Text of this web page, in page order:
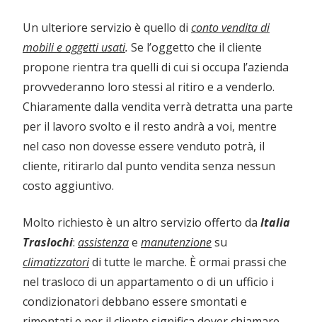
Un ulteriore servizio è quello di conto vendita di
mobili e oggetti usati. Se l’oggetto che il cliente
propone rientra tra quelli di cui si occupa l’azienda
provvederanno loro stessi al ritiro e a venderlo.
Chiaramente dalla vendita verrà detratta una parte
per il lavoro svolto e il resto andrà a voi, mentre
nel caso non dovesse essere venduto potrà, il
cliente, ritirarlo dal punto vendita senza nessun
costo aggiuntivo.
Molto richiesto è un altro servizio offerto da Italia
Traslochi: assistenzae manutenzionesu
climatizzatoridi tutte le marche. È ormai prassi che
nel trasloco di un appartamento o di un ufficio i
condizionatori debbano essere smontati e